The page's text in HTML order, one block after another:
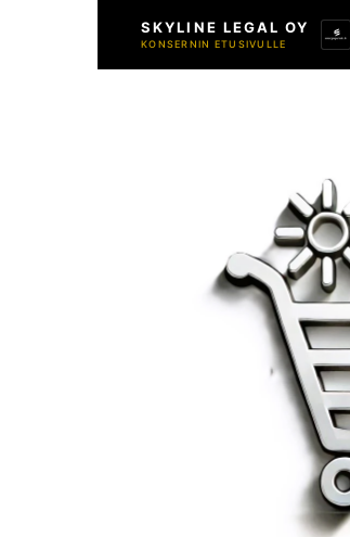
SKYLINE LEGAL OY
KONSERNIN ETUSIVULLE